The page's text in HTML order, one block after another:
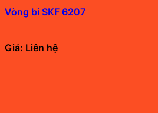
Vòng bi SKF 6207
Giá: Liên hệ